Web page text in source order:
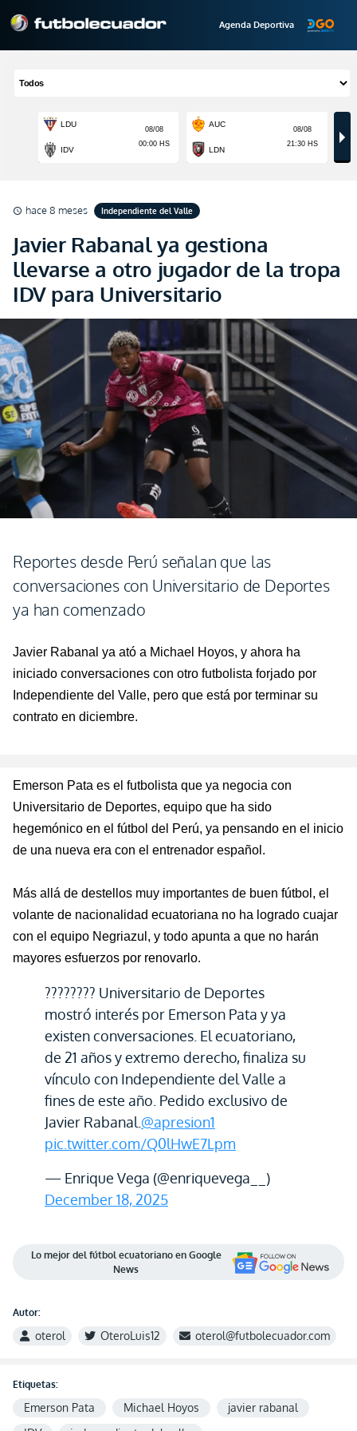
Agenda Deportiva
schedule hace 8 meses Independiente del Valle
Javier Rabanal ya gestiona
llevarse a otro jugador de la tropa
IDV para Universitario
Reportes desde Perú señalan que las
conversaciones con Universitario de Deportes
ya han comenzado
Javier Rabanal ya ató a Michael Hoyos, y ahora ha
iniciado conversaciones con otro futbolista forjado por
Independiente del Valle, pero que está por terminar su
contrato en diciembre.
Emerson Pata es el futbolista que ya negocia con
Universitario de Deportes, equipo que ha sido
hegemónico en el fútbol del Perú, ya pensando en el inicio
de una nueva era con el entrenador español.
Más allá de destellos muy importantes de buen fútbol, el
volante de nacionalidad ecuatoriana no ha logrado cuajar
con el equipo Negriazul, y todo apunta a que no harán
mayores esfuerzos por renovarlo.
???????? Universitario de Deportes
mostró interés por Emerson Pata y ya
existen conversaciones. El ecuatoriano,
de 21 años y extremo derecho, finaliza su
vínculo con Independiente del Valle a
fines de este año. Pedido exclusivo de
Javier Rabanal. @apresion1
pic.twitter.com/Q0lHwE7Lpm
— Enrique Vega (@enriquevega__)
December 18, 2025
Lo mejor del fútbol ecuatoriano en Google
News
Autor:
oterol OteroLuis12 oterol@futbolecuador.com
Etiquetas:
Emerson Pata Michael Hoyos
javier rabanal